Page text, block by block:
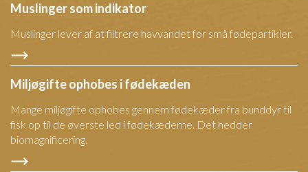
Muslinger som indikator
Muslinger lever af at filtrere havvandet for små fødepartikler.
Miljøgifte ophobes i fødekæden
Mange miljøgifte ophobes gennem fødekæder fra bunddyr til
fisk op til de øverste led i fødekæderne. Det hedder
biomagnificering.